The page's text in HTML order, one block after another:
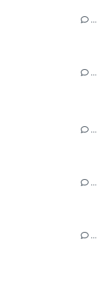
…
…
…
…
…